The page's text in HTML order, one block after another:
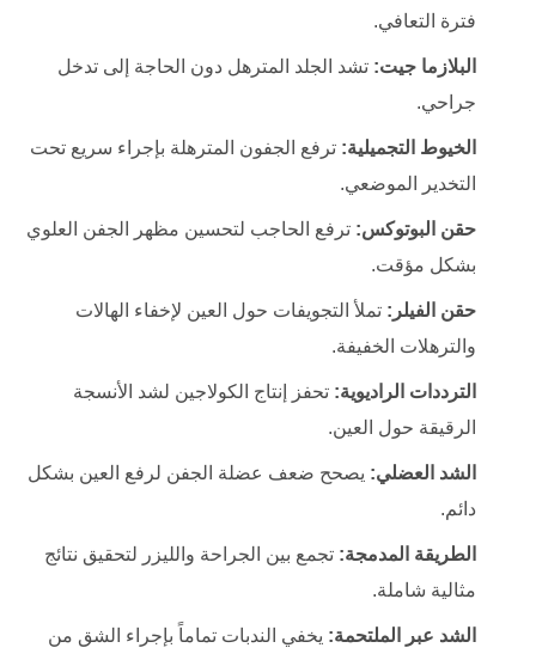
فترة التعافي.
البلازما جيت: تشد الجلد المترهل دون الحاجة إلى تدخل
جراحي.
الخيوط التجميلية: ترفع الجفون المترهلة بإجراء سريع تحت
التخدير الموضعي.
حقن البوتوكس: ترفع الحاجب لتحسين مظهر الجفن العلوي
بشكل مؤقت.
حقن الفيلر: تملأ التجويفات حول العين لإخفاء الهالات
والترهلات الخفيفة.
الترددات الراديوية: تحفز إنتاج الكولاجين لشد الأنسجة
الرقيقة حول العين.
الشد العضلي: يصحح ضعف عضلة الجفن لرفع العين بشكل
دائم.
الطريقة المدمجة: تجمع بين الجراحة والليزر لتحقيق نتائج
مثالية شاملة.
الشد عبر الملتحمة: يخفي الندبات تماماً بإجراء الشق من